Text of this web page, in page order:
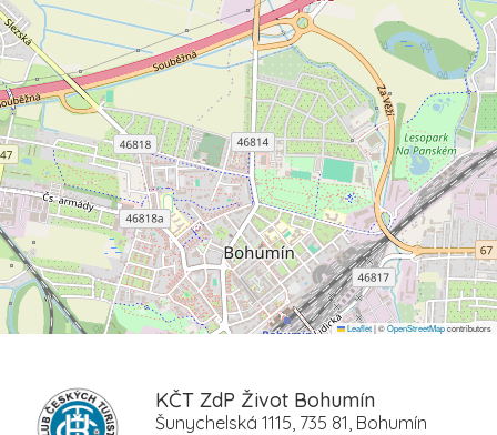
Leaflet|©OpenStreetMapcontributors
KČT ZdP Život Bohumín
Šunychelská 1115, 735 81, Bohumín